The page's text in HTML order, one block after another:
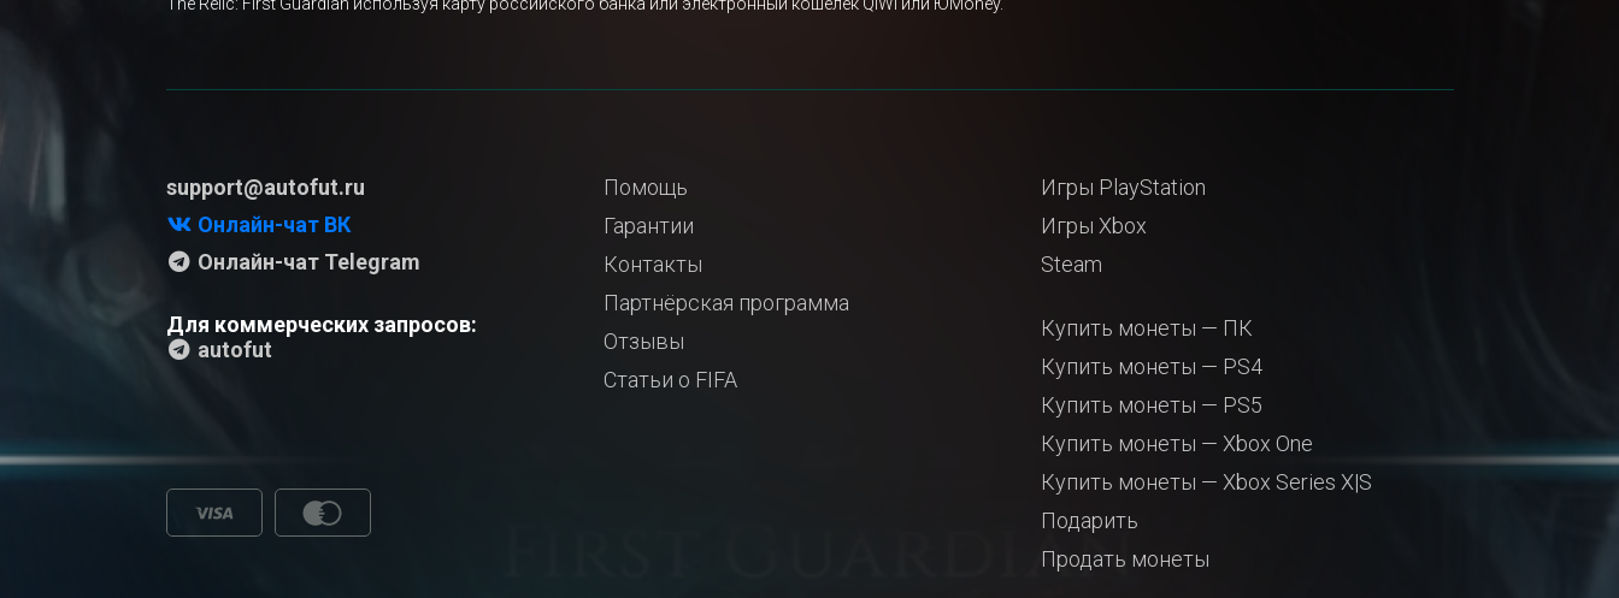
The Relic: First Guardian используя карту российского банка или электронный кошелёк QIWI или ЮMoney.
support@autofut.ru
Онлайн-чат ВК
Онлайн-чат Telegram
Для коммерческих запросов:
autofut
Помощь
Гарантии
Контакты
Партнёрская программа
Отзывы
Статьи о FIFA
Игры PlayStation
Игры Xbox
Steam
Купить монеты — ПК
Купить монеты — PS4
Купить монеты — PS5
Купить монеты — Xbox One
Купить монеты — Xbox Series X|S
Подарить
Продать монеты